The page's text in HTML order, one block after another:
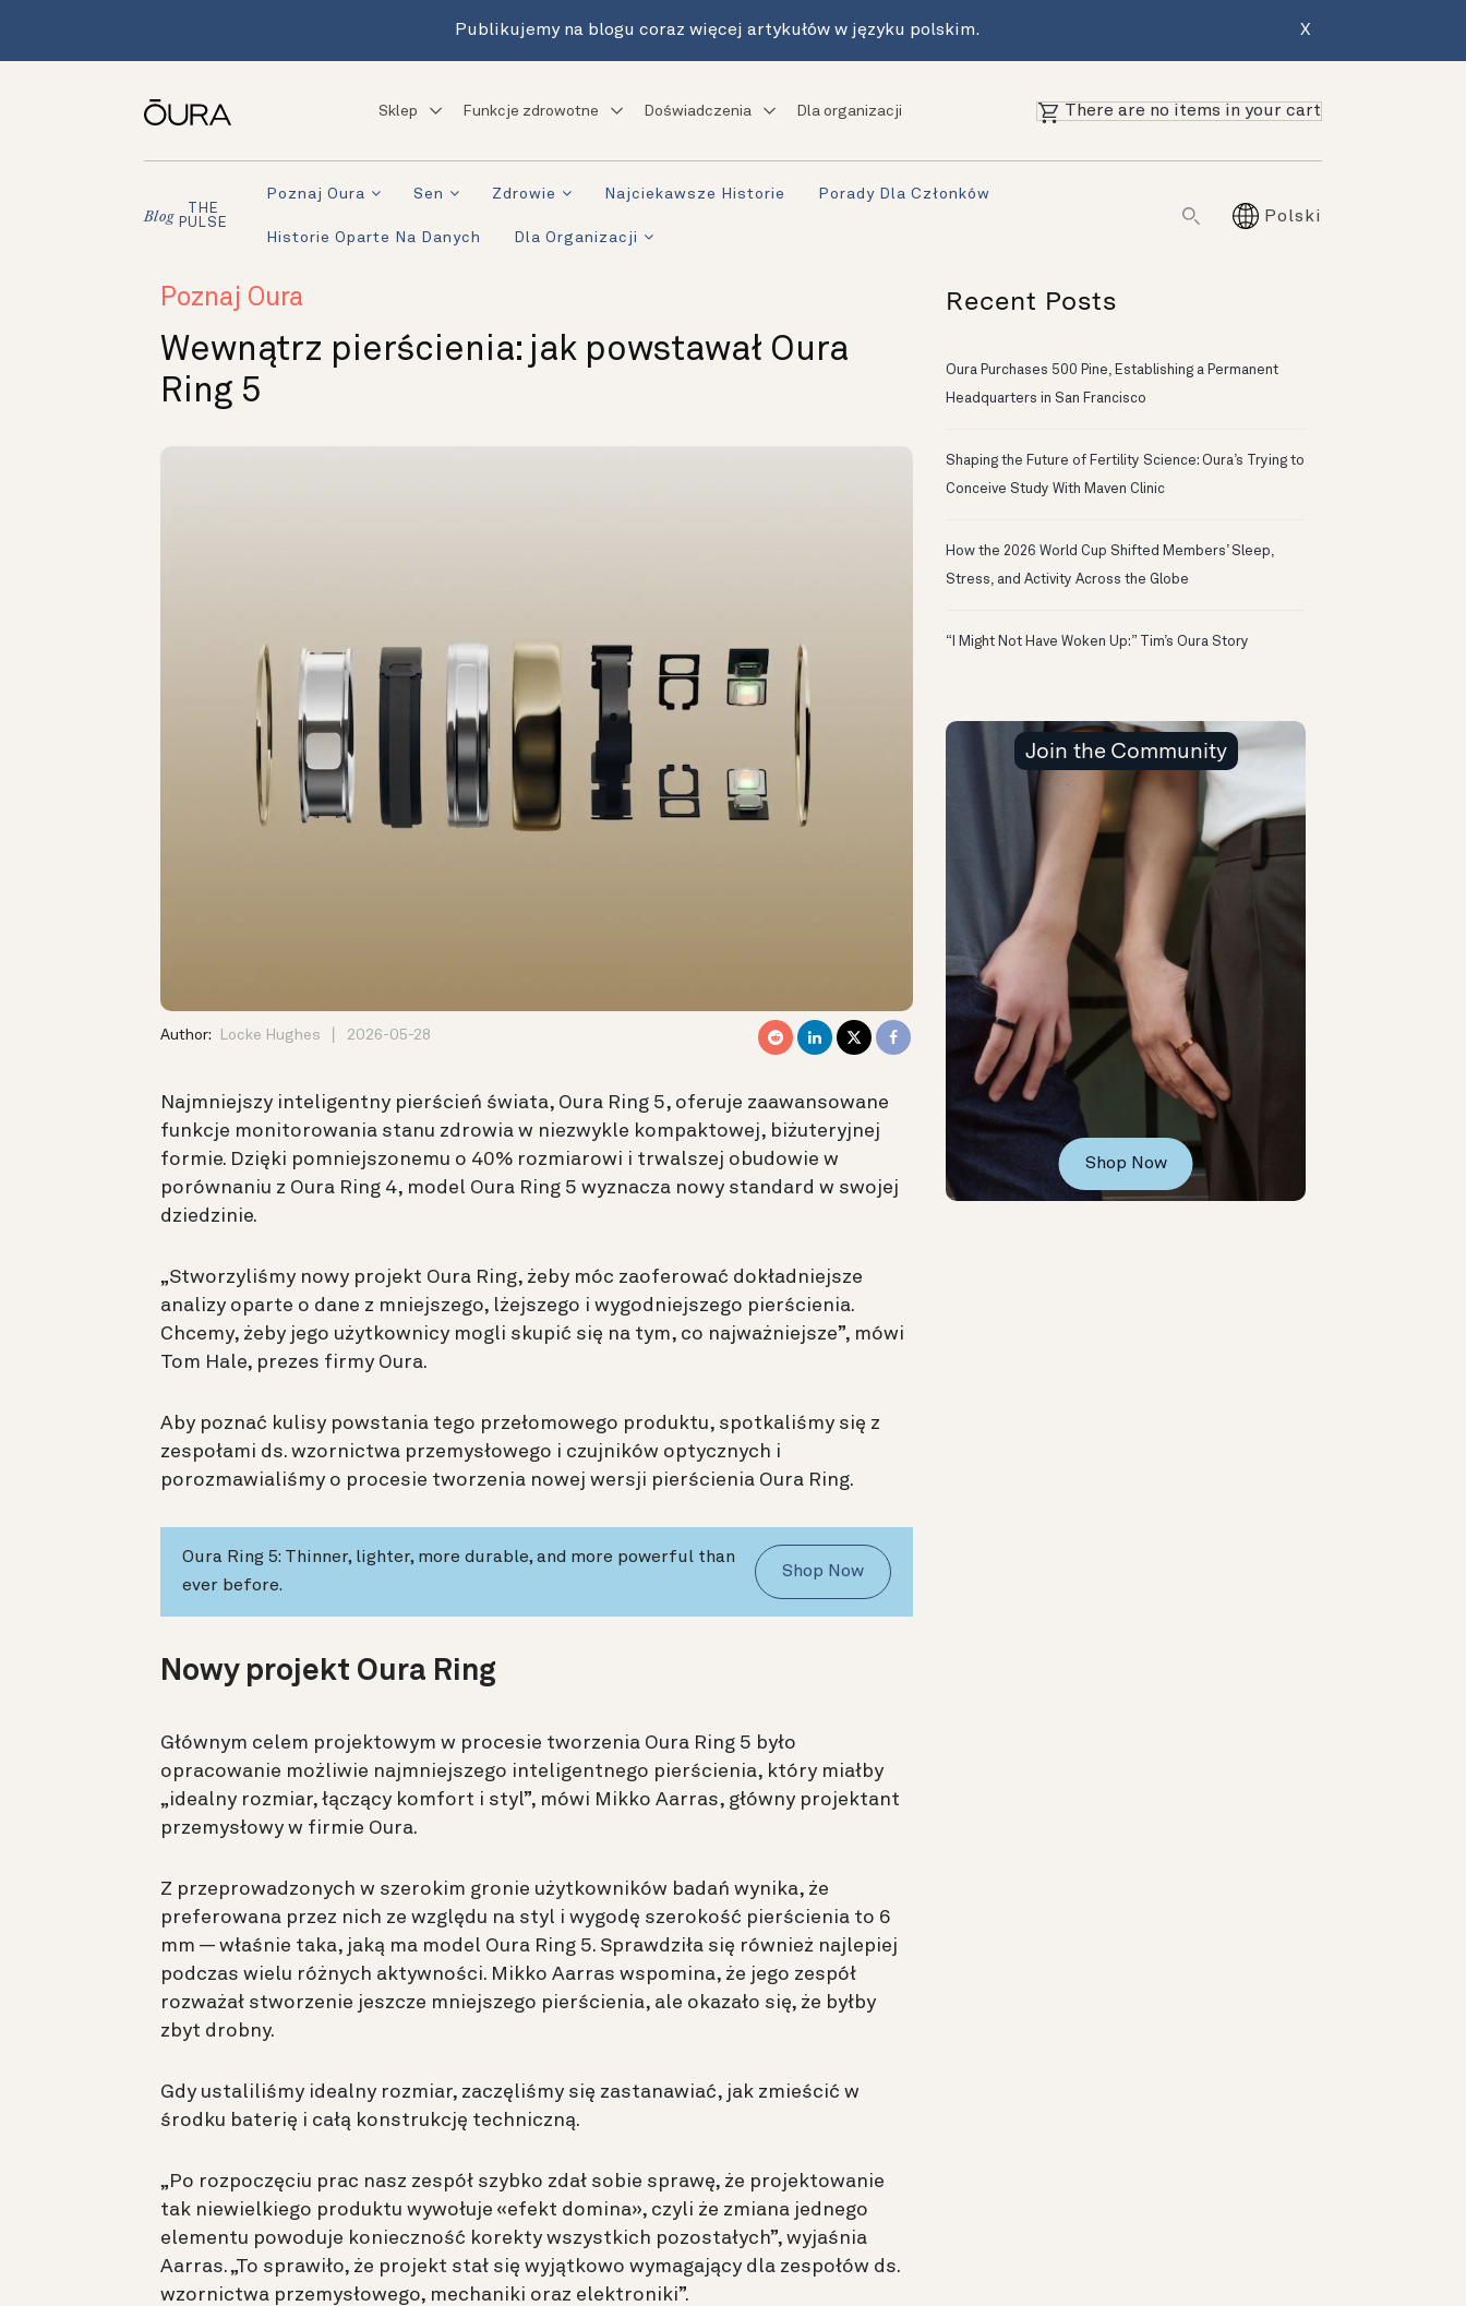
Publikujemy na blogu coraz więcej artykułów w języku polskim. X
Sklep Funkcje zdrowotne Doświadczenia Dla organizacji There are no items in your cart
Blog
THE
PULSE
Poznaj Oura Sen Zdrowie Najciekawsze Historie Porady Dla Członków
Historie Oparte Na Danych Dla Organizacji
Polski
Poznaj Oura
Wewnątrz pierścienia: jak powstawał Oura
Ring 5
Author: Locke Hughes 2026-05-28
Najmniejszy inteligentny pierścień świata, Oura Ring 5, oferuje zaawansowane
funkcje monitorowania stanu zdrowia w niezwykle kompaktowej, biżuteryjnej
formie. Dzięki pomniejszonemu o 40% rozmiarowi i trwalszej obudowie w
porównaniu z Oura Ring 4, model Oura Ring 5 wyznacza nowy standard w swojej
dziedzinie.
„Stworzyliśmy nowy projekt Oura Ring, żeby móc zaoferować dokładniejsze
analizy oparte o dane z mniejszego, lżejszego i wygodniejszego pierścienia.
Chcemy, żeby jego użytkownicy mogli skupić się na tym, co najważniejsze”, mówi
Tom Hale, prezes firmy Oura.
Aby poznać kulisy powstania tego przełomowego produktu, spotkaliśmy się z
zespołami ds. wzornictwa przemysłowego i czujników optycznych i
porozmawialiśmy o procesie tworzenia nowej wersji pierścienia Oura Ring.
Oura Ring 5: Thinner, lighter, more durable, and more powerful than
ever before.
Shop Now
Nowy projekt Oura Ring
Głównym celem projektowym w procesie tworzenia Oura Ring 5 było
opracowanie możliwie najmniejszego inteligentnego pierścienia, który miałby
„idealny rozmiar, łączący komfort i styl”, mówi Mikko Aarras, główny projektant
przemysłowy w firmie Oura.
Z przeprowadzonych w szerokim gronie użytkowników badań wynika, że
preferowana przez nich ze względu na styl i wygodę szerokość pierścienia to 6
mm — właśnie taka, jaką ma model Oura Ring 5. Sprawdziła się również najlepiej
podczas wielu różnych aktywności. Mikko Aarras wspomina, że jego zespół
rozważał stworzenie jeszcze mniejszego pierścienia, ale okazało się, że byłby
zbyt drobny.
Gdy ustaliliśmy idealny rozmiar, zaczęliśmy się zastanawiać, jak zmieścić w
środku baterię i całą konstrukcję techniczną.
„Po rozpoczęciu prac nasz zespół szybko zdał sobie sprawę, że projektowanie
tak niewielkiego produktu wywołuje «efekt domina», czyli że zmiana jednego
elementu powoduje konieczność korekty wszystkich pozostałych”, wyjaśnia
Aarras. „To sprawiło, że projekt stał się wyjątkowo wymagający dla zespołów ds.
wzornictwa przemysłowego, mechaniki oraz elektroniki”.
Recent Posts
Oura Purchases 500 Pine, Establishing a Permanent
Headquarters in San Francisco
Shaping the Future of Fertility Science: Oura’s Trying to
Conceive Study With Maven Clinic
How the 2026 World Cup Shifted Members’ Sleep,
Stress, and Activity Across the Globe
“I Might Not Have Woken Up:” Tim’s Oura Story
Join the Community
Shop Now